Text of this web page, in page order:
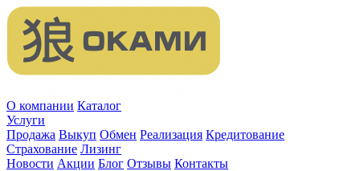
О компании Каталог
Услуги
Продажа Выкуп Обмен Реализация Кредитование
Страхование Лизинг
Новости Акции Блог Отзывы Контакты